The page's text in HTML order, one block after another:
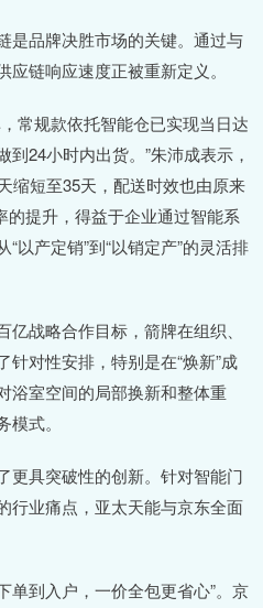
是品牌决胜市场的关键。通过与
链响应速度正被重新定义。
常规款依托智能仓已实现当日达
24小时内出货。”朱沛成表示，
缩短至35天，配送时效也由原来
的提升，得益于企业通过智能系
以产定销”到“以销定产”的灵活排
战略合作目标，箭牌在组织、
对性安排，特别是在“焕新”成
浴室空间的局部换新和整体重
式。
更具突破性的创新。针对智能门
行业痛点，亚太天能与京东全面
单到入户，一价全包更省心”。京